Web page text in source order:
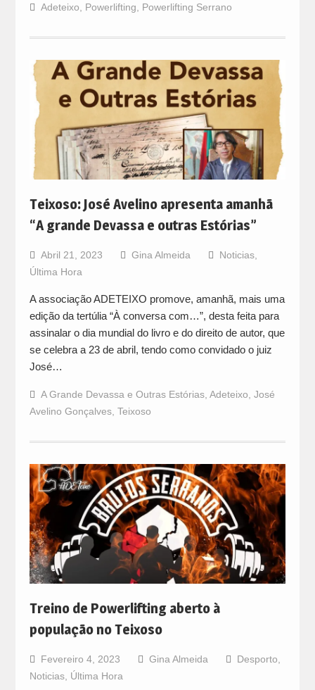
Adeteixo Powerlifting Powerlifting Serrano
Teixoso: José Avelino apresenta amanhã
“A grande Devassa e outras Estórias”
Abril 21, 2023 Gina Almeida Noticias,
Última Hora
A associação ADETEIXO promove, amanhã, mais uma
edição da tertúlia “À conversa com…”, desta feita para
assinalar o dia mundial do livro e do direito de autor, que
se celebra a 23 de abril, tendo como convidado o juiz
José…
A Grande Devassa e Outras Estórias, Adeteixo José
Avelino Gonçalves, Teixoso
Treino de Powerlifting aberto à
população no Teixoso
Fevereiro 4, 2023 Gina Almeida Desporto
Noticias, Última Hora